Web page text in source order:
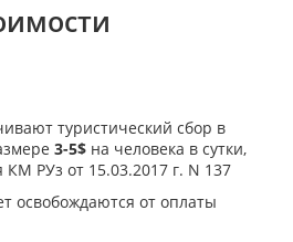
туристический сбор в
3-5$ на человека в сутки,
КМ РУз от 15.03.2017 г. N 137
освобождаются от оплаты